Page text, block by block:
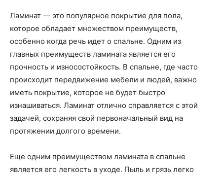
Ламинат — это популярное покрытие для пола,
которое обладает множеством преимуществ,
особенно когда речь идет о спальне. Одним из
главных преимуществ ламината является его
прочность и износостойкость. В спальне, где часто
происходит передвижение мебели и людей, важно
иметь покрытие, которое не будет быстро
изнашиваться. Ламинат отлично справляется с этой
задачей, сохраняя свой первоначальный вид на
протяжении долгого времени.
Еще одним преимуществом ламината в спальне
является его легкость в уходе. Пыль и грязь легко